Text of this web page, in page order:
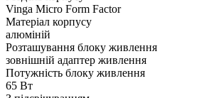
Vinga Micro Form Factor
Матеріал корпусу
алюміній
Розташування блоку живлення
зовнішній адаптер живлення
Потужність блоку живлення
65 Вт